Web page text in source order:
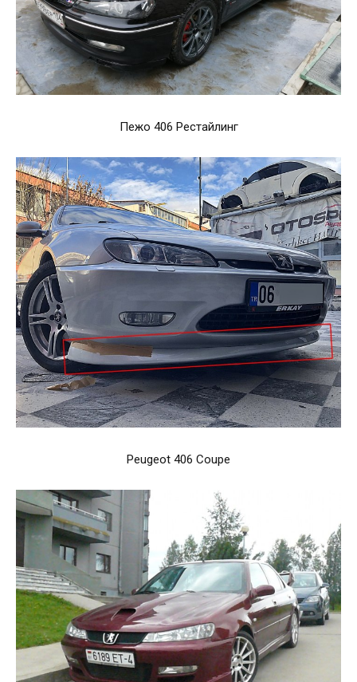
Пежо 406 Рестайлинг
Peugeot 406 Coupe